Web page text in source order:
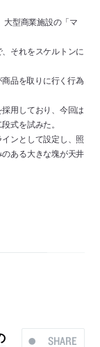
大型商業施設の「マ
それをスケルトンに
商品を取りに行く行為
用しており、今回は
式を試みた。
ンとして設定し、照
ある大きな塊が天井
SHARE